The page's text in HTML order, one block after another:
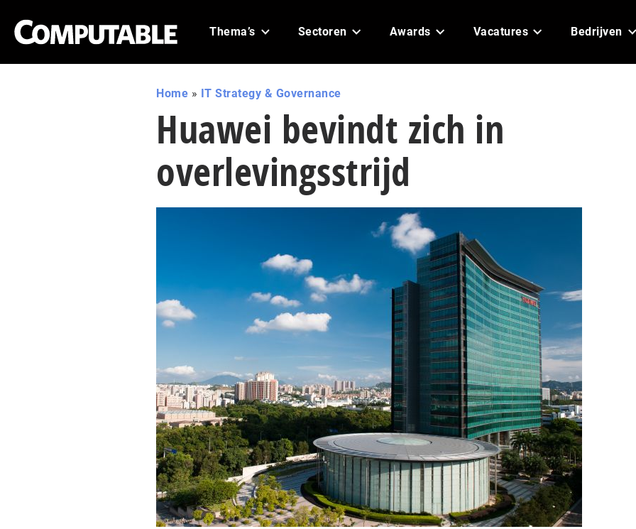
Thema’s Sectoren Awards Vacatures Bedrijven
Home » IT Strategy & Governance
Huawei bevindt zich in
overlevingsstrijd